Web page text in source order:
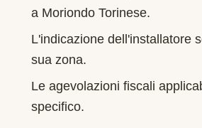
a Moriondo Torinese.
L'indicazione dell'installatore
sua zona.
Le agevolazioni fiscali
specifico.